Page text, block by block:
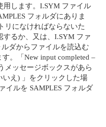
用します。I.SYM ファイル
フォルダにありま
リになければならないた
するか、又は、I.SYM ファ
ダからファイルを読込む
。「New input completed –
メッセージボックスがあら
え) 」をクリックした場
イルを SAMPLES フォルダ